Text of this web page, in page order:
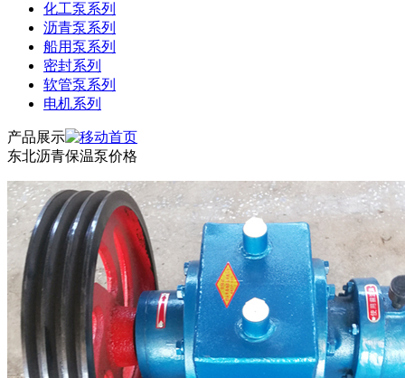
化工泵系列
沥青泵系列
船用泵系列
密封系列
软管泵系列
电机系列
产品展示
东北沥青保温泵价格